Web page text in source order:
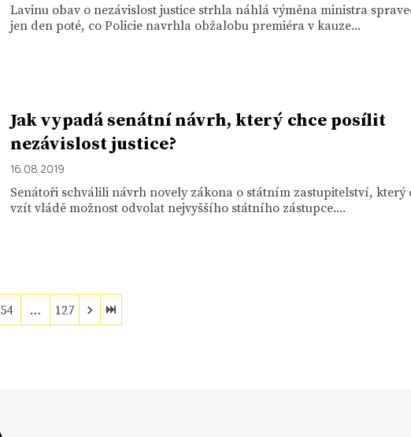
Lavinu obav o nezávislost justice strhla náhlá výměna ministra
jen den poté, co Policie navrhla obžalobu premiéra v kauze...
Jak vypadá senátní návrh, který chce posílit
nezávislost justice?
16. 08. 2019
Senátoři schválili návrh novely zákona o státním zastupitelství, který
vzít vládě možnost odvolat nejvyššího státního zástupce....
54 … 127